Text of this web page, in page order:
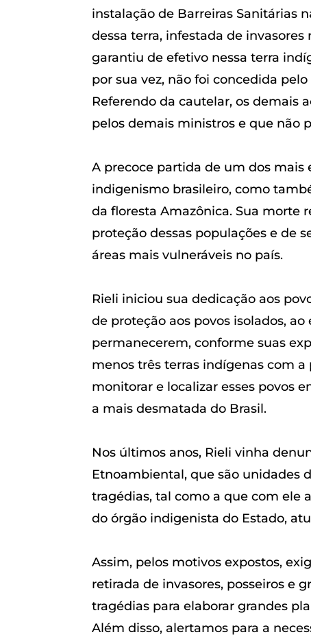
instalação de Barreiras Sanitárias
dessa terra, infestada de
garantiu de efetivo nessa terra
por sua vez, não foi concedida
Referendo da cautelar, os demais
pelos demais ministros e que não
A precoce partida de um dos
indigenismo brasileiro, como
da floresta Amazônica. Sua morte
proteção dessas populações e de
áreas mais vulneráveis no país.
Rieli iniciou sua dedicação aos
de proteção aos povos isolados,
permanecerem, conforme suas
menos três terras indígenas com
monitorar e localizar esses povos
a mais desmatada do Brasil.
Nos últimos anos, Rieli vinha
Etnoambiental, que são unidades
tragédias, tal como a que com ele
do órgão indigenista do Estado,
Assim, pelos motivos expostos,
retirada de invasores, posseiros e
tragédias para elaborar grandes
Além disso, alertamos para a